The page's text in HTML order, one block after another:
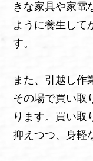
きな家具や家電
ように養生して
す。
また、引越し作
その場で買い取
ります。買い取
抑えつつ、身軽